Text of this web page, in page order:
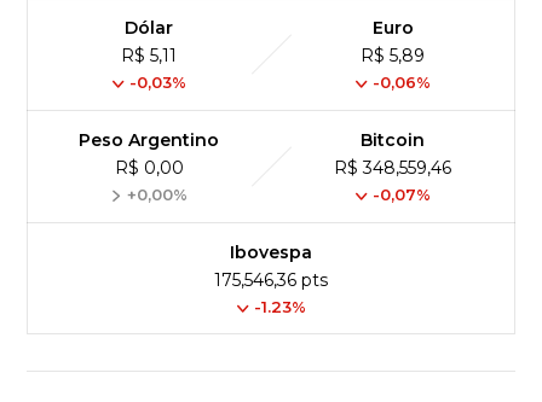
Dólar
R$ 5,11
-0,03%
Euro
R$ 5,89
-0,06%
Peso Argentino
R$ 0,00
+0,00%
Bitcoin
R$ 348,559,46
-0,07%
Ibovespa
175,546,36 pts
-1.23%